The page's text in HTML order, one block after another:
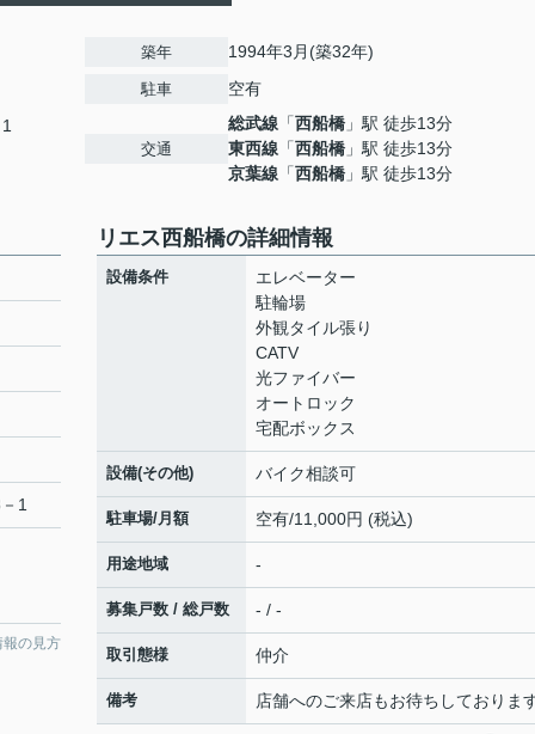
築年 1994年3月(築32年)
駐車 空有
交通
総武線 「西船橋 」駅 徒歩13分
東西線 「西船橋 」駅 徒歩13分
京葉線 「西船橋 」駅 徒歩13分
1
報の見方
リエス西船橋の詳細情報
設備条件
エレベーター
駐輪場
外観タイル張り
CATV
光ファイバー
オートロック
宅配ボックス
設備(その他) バイク相談可
駐車場/月額 空有/11,000円 (税込)
用途地域 -
募集戸数 / 総戸数 - / -
取引態様 仲介
備考 店舗へのご来店もお待ちしておりま